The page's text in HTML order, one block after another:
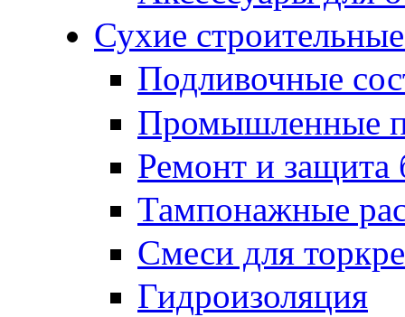
Сухие
Подливочные
Промышленные
Ремонт и защита
Тампонажные
Смеси для
Гидроизоляция